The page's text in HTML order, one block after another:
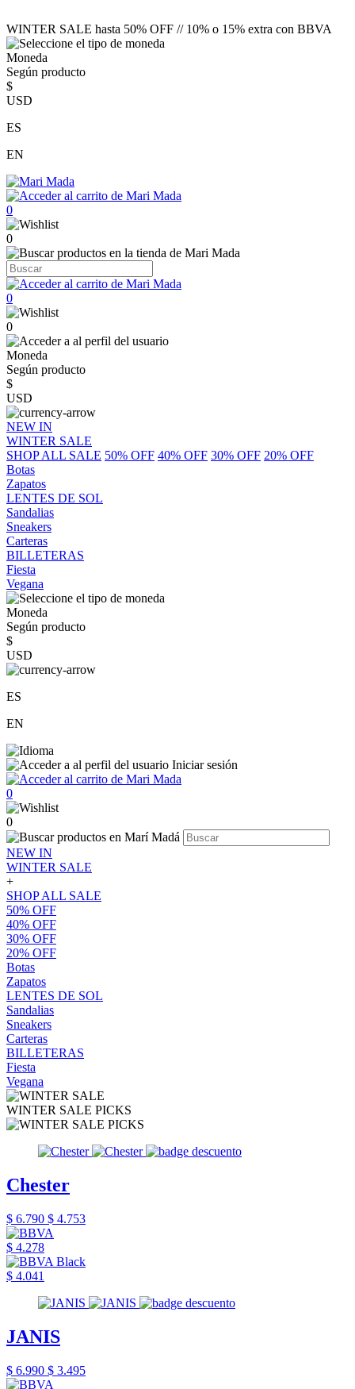
WINTER SALE hasta 50% OFF // 10% o 15% extra con BBVA
Moneda
Según producto
$
USD
ES
EN
0
0
0
0
Moneda
Según producto
$
USD
NEW IN
WINTER SALE
SHOP ALL SALE 50% OFF 40% OFF 30% OFF 20% OFF
Botas
Zapatos
LENTES DE SOL
Sandalias
Sneakers
Carteras
BILLETERAS
Fiesta
Vegana
Moneda
Según producto
$
USD
ES
EN
Iniciar sesión
0
0
NEW IN
WINTER SALE
+
SHOP ALL SALE
50% OFF
40% OFF
30% OFF
20% OFF
Botas
Zapatos
LENTES DE SOL
Sandalias
Sneakers
Carteras
BILLETERAS
Fiesta
Vegana
WINTER SALE PICKS
Chester
$ 6.790 $ 4.753
$ 4.278
$ 4.041
JANIS
$ 6.990 $ 3.495